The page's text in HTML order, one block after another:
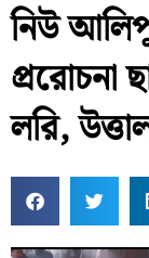
নিউ
প্ররোচনা
লরি,